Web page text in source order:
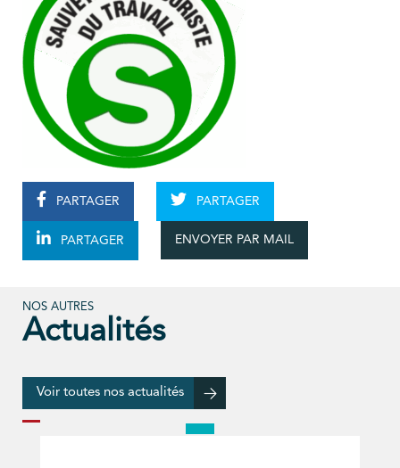
PARTAGER PARTAGER
PARTAGER ENVOYER PAR MAIL
NOS AUTRES
Actualités
Voir toutes nos actualités